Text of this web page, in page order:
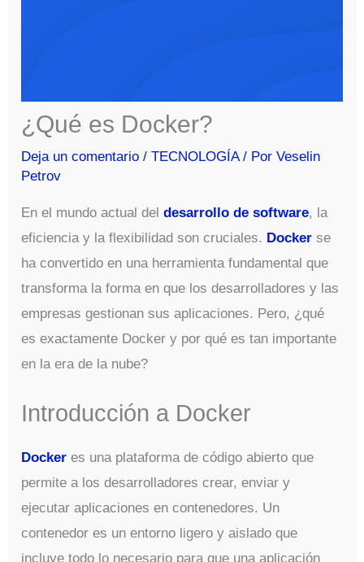
¿Qué es Docker?
Deja un comentario /TECNOLOGÍA/ PorVeselin
Petrov
En el mundo actual deldesarrollo de software, la
eficiencia y la flexibilidad son cruciales. Docker se
ha convertido en una herramienta fundamental que
transforma la forma en que los desarrolladores y las
empresas gestionan sus aplicaciones. Pero, ¿qué
es exactamente Docker y por qué es tan importante
en la era de la nube?
Introducción a Docker
Docker es una plataforma de código abierto que
permite a los desarrolladores crear, enviar y
ejecutar aplicaciones en contenedores. Un
contenedor es un entorno ligero y aislado que
incluye todo lo necesario para que una aplicación